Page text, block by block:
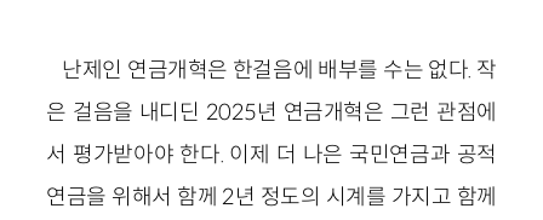
난제인 연금개혁은 한걸음에 배부를 수는 없다. 작
은 걸음을 내디딘 2025년 연금개혁은 그런 관점에
서 평가받아야 한다. 이제 더 나은 국민연금과 공적
연금을 위해서 함께 2년 정도의 시계를 가지고 함께